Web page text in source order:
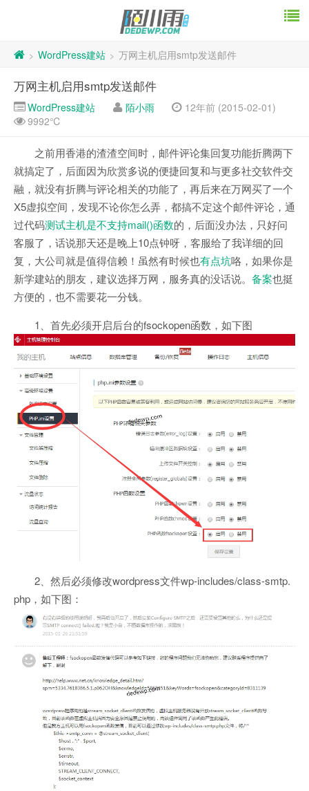
> WordPress建站 > 万网主机启用smtp发送邮件
万网主机启用smtp发送邮件
WordPress建站 陌小雨
12年前 (2015-02-01)
9992℃
之前用香港的渣渣空间时，邮件评论集回复功能折腾两下
就搞定了，后面因为欣赏多说的便捷回复和与更多社交软件交
融，就没有折腾与评论相关的功能了，再后来在万网买了一个
X5虚拟空间，发现不论你怎么弄，都搞不定这个邮件评论，通
过代码测试主机是不支持mail()函数的，后面没办法，只好问
客服了，话说那天还是晚上10点钟呀，客服给了我详细的回
复，大公司就是值得信赖！虽然有时候也有点坑咯，如果你是
新学建站的朋友，建议选择万网，服务真的没话说。 备案也挺
方便的，也不需要花一分钱。
1、首先必须开启后台的fsockopen函数，如下图
2、然后必须修改wordpress文件wp-includes/class-smtp.
php，如下图：